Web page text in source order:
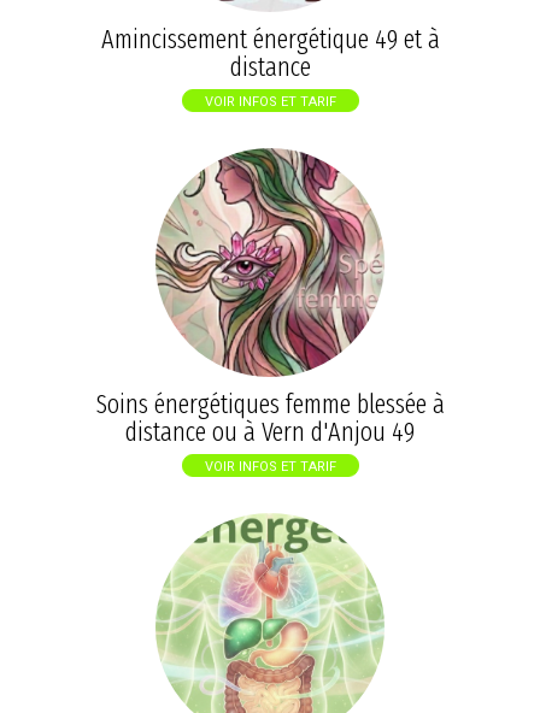
Amincissement énergétique 49 et à
distance
VOIR INFOS ET TARIF
Soins énergétiques femme blessée à
distance ou à Vern d'Anjou 49
VOIR INFOS ET TARIF